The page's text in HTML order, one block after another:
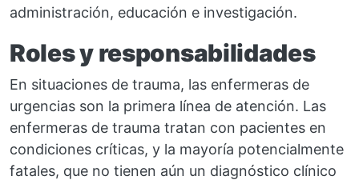
administración, educación e investigación.
Roles y responsabilidades
En situaciones de trauma, las enfermeras de
urgencias son la primera línea de atención. Las
enfermeras de trauma tratan con pacientes en
condiciones críticas, y la mayoría potencialmente
fatales, que no tienen aún un diagnóstico clínico